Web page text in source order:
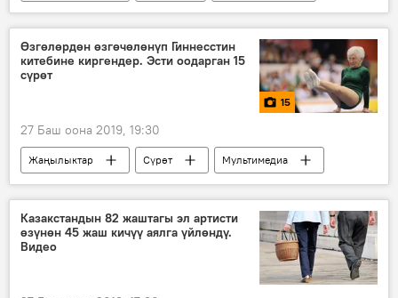
Курсан Асанов
Башкы прокуратура
Өзгөлөрдөн өзгөчөлөнүп Гиннесстин
китебине киргендер. Эсти оодарган 15
сүрөт
15
27 Баш оона 2019, 19:30
Жаңылыктар Сүрөт
Мультимедиа
Коом
Дүйнөдө
Гиннес китеби
рекорд
Казакстандын 82 жаштагы эл артисти
өзүнөн 45 жаш кичүү аялга үйлөндү.
Видео